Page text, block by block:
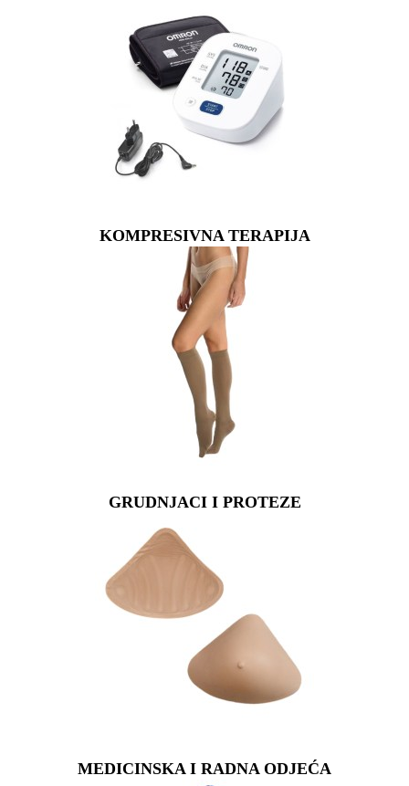
KOMPRESIVNA TERAPIJA
GRUDNJACI I PROTEZE
MEDICINSKA I RADNA ODJEĆA